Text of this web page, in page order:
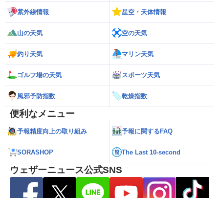
紫外線情報 星空・天体情報
山の天気 空の天気
釣り天気 マリン天気
ゴルフ場の天気 スポーツ天気
風邪予防指数 乾燥指数
便利なメニュー
予報精度向上の取り組み 予報に関するFAQ
SORASHOP The Last 10-second
ウェザーニュース公式SNS